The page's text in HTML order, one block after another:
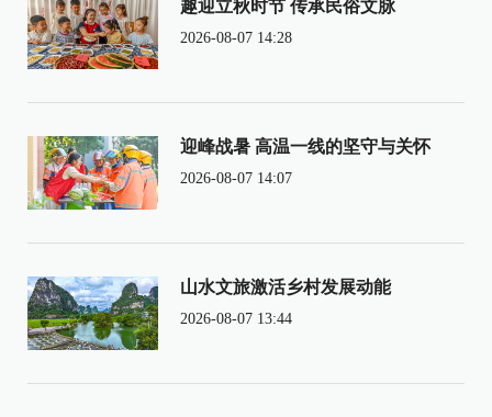
趣迎立秋时节 传承民俗文脉
2026-08-07 14:28
迎峰战暑 高温一线的坚守与关怀
2026-08-07 14:07
山水文旅激活乡村发展动能
2026-08-07 13:44